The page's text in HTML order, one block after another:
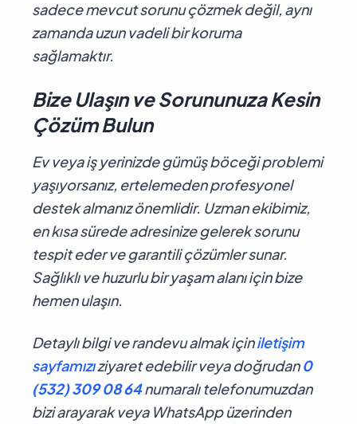
sadece mevcut sorunu çözmek değil, aynı
zamanda uzun vadeli bir koruma
sağlamaktır.
Bize Ulaşın ve Sorununuza Kesin
Çözüm Bulun
Ev veya iş yerinizde gümüş böceği problemi
yaşıyorsanız, ertelemeden profesyonel
destek almanız önemlidir. Uzman ekibimiz,
en kısa sürede adresinize gelerek sorunu
tespit eder ve garantili çözümler sunar.
Sağlıklı ve huzurlu bir yaşam alanı için bize
hemen ulaşın.
Detaylı bilgi ve randevu almak içiniletişim
sayfamızıziyaret edebilir veya doğrudan0
(532) 309 08 64numaralı telefonumuzdan
bizi arayarak veya WhatsApp üzerinden